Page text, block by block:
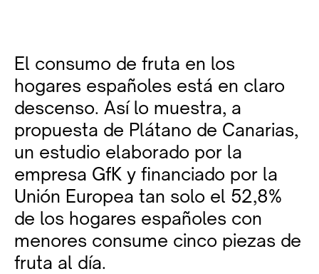
El consumo de fruta en los
hogares españoles está en claro
descenso. Así lo muestra, a
propuesta de Plátano de Canarias,
un estudio elaborado por la
empresa GfK y financiado por la
Unión Europea tan solo el 52,8%
de los hogares españoles con
menores consume cinco piezas de
fruta al día.